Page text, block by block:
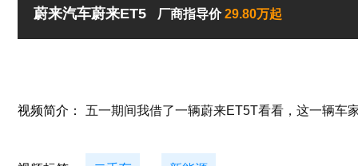
蔚来汽车蔚来ET5 厂商指导价29.80万起
视频简介： 五一期间我借了一辆蔚来ET5T看看，这一辆车